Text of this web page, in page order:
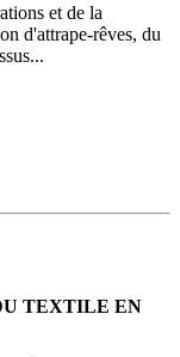
et de la
d'attrape-rêves, du
TEXTILE EN